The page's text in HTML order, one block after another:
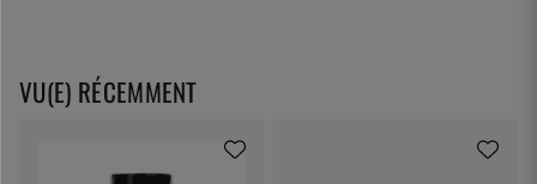
VU(E) RÉCEMMENT